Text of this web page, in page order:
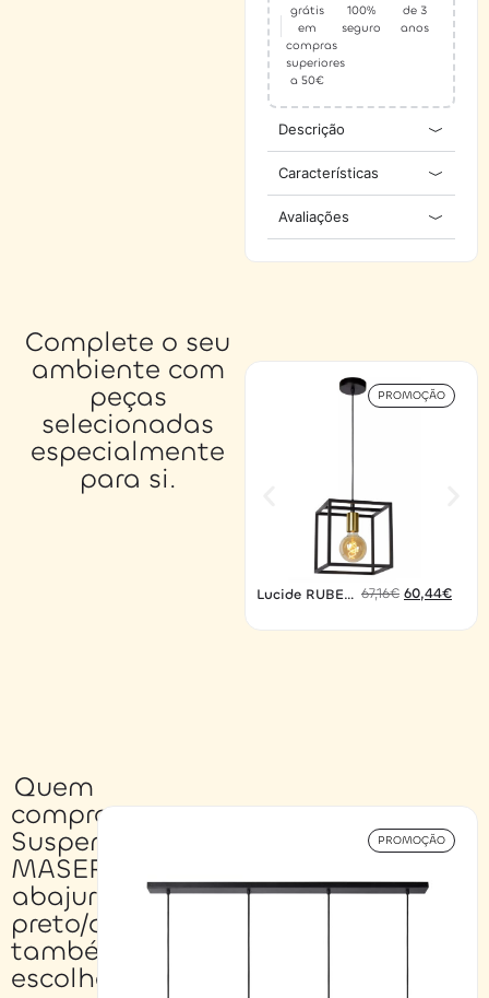
grátis
em
compras
superiores
a 50€
100%
seguro
de 3
anos
Descrição
Características
Avaliações
Complete o seu
ambiente com
peças
selecionadas
especialmente
para si.
PROMOÇÃO
Lucide RUBEN 67,16€ 60,44€
Quem
comprou
Suspensão
MASERLO
abajur
preto/dourado
também
escolheu…
PROMOÇÃO